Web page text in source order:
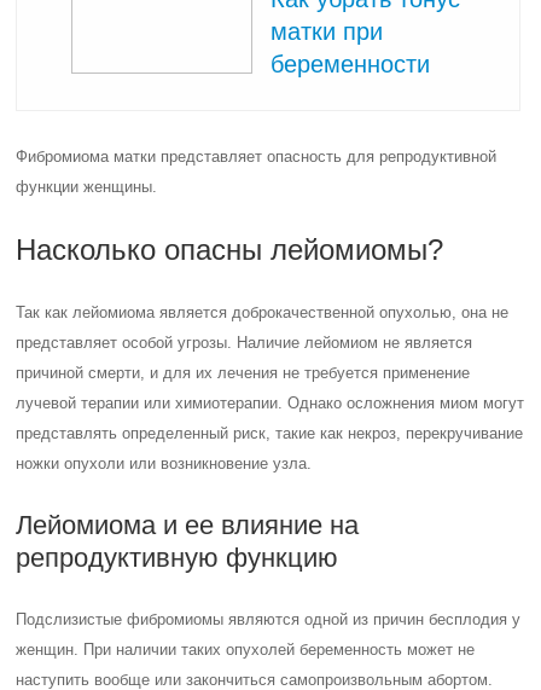
матки при
беременности
Фибромиома матки представляет опасность для репродуктивной
функции женщины.
Насколько опасны лейомиомы?
Так как лейомиома является доброкачественной опухолью, она не
представляет особой угрозы. Наличие лейомиом не является
причиной смерти, и для их лечения не требуется применение
лучевой терапии или химиотерапии. Однако осложнения миом могут
представлять определенный риск, такие как некроз, перекручивание
ножки опухоли или возникновение узла.
Лейомиома и ее влияние на
репродуктивную функцию
Подслизистые фибромиомы являются одной из причин бесплодия у
женщин. При наличии таких опухолей беременность может не
наступить вообще или закончиться самопроизвольным абортом.